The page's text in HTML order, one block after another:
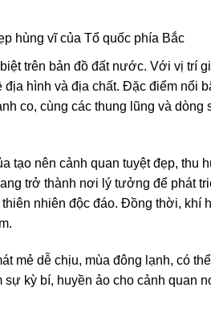
trên bản đồ đất nước. Với vị trí
hình và địa chất. Đặc điểm nổi
co, cùng các thung lũng và dòng
tạo nên cảnh quan tuyệt đẹp, thu
trở thành nơi lý tưởng để phát
nhiên độc đáo. Đồng thời, khí
mẻ dễ chịu, mùa đông lạnh, có
kỳ bí, huyền ảo cho cảnh quan